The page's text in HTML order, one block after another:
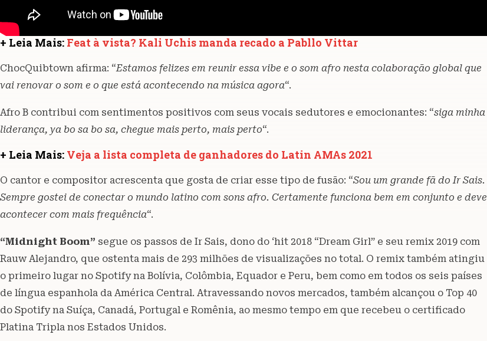
+ Leia Mais: Feat à vista? Kali Uchis manda recado a Pabllo Vittar
ChocQuibtown afirma: “Estamos felizes em reunir essa vibe e o som afro nesta colaboração global que
vai renovar o som e o que está acontecendo na música agora“.
Afro B contribui com sentimentos positivos com seus vocais sedutores e emocionantes: “siga minha
liderança, ya bo sa bo sa, chegue mais perto, mais perto“.
+ Leia Mais: Veja a lista completa de ganhadores do Latin AMAs 2021
O cantor e compositor acrescenta que gosta de criar esse tipo de fusão: “Sou um grande fã do Ir Sais.
Sempre gostei de conectar o mundo latino com sons afro. Certamente funciona bem em conjunto e deve
acontecer com mais frequência“.
“Midnight Boom” segue os passos de Ir Sais, dono do ‘hit 2018 “Dream Girl” e seu remix 2019 com
Rauw Alejandro, que ostenta mais de 293 milhões de visualizações no total. O remix também atingiu
o primeiro lugar no Spotify na Bolívia, Colômbia, Equador e Peru, bem como em todos os seis países
de língua espanhola da América Central. Atravessando novos mercados, também alcançou o Top 40
do Spotify na Suíça, Canadá, Portugal e Romênia, ao mesmo tempo em que recebeu o certificado
Platina Tripla nos Estados Unidos.